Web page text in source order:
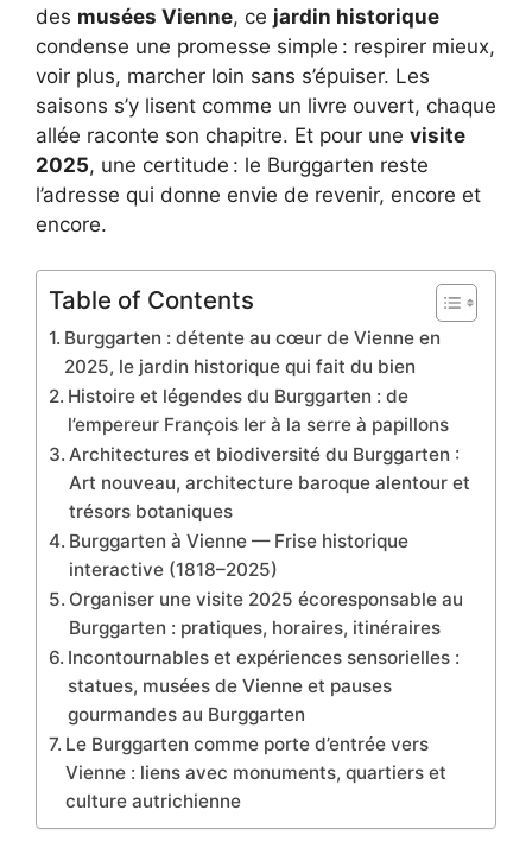
des musées Vienne, ce jardin historique
condense une promesse simple : respirer mieux,
voir plus, marcher loin sans s’épuiser. Les
saisons s’y lisent comme un livre ouvert, chaque
allée raconte son chapitre. Et pour une visite
2025, une certitude : le Burggarten reste
l’adresse qui donne envie de revenir, encore et
encore.
Table of Contents
Burggarten : détente au cœur de Vienne en
2025, le jardin historique qui fait du bien
Histoire et légendes du Burggarten : de
l’empereur François Ier à la serre à papillons
Architectures et biodiversité du Burggarten :
Art nouveau, architecture baroque alentour et
trésors botaniques
Burggarten à Vienne — Frise historique
interactive (1818–2025)
Organiser une visite 2025 écoresponsable au
Burggarten : pratiques, horaires, itinéraires
Incontournables et expériences sensorielles :
statues, musées de Vienne et pauses
gourmandes au Burggarten
Le Burggarten comme porte d’entrée vers
Vienne : liens avec monuments, quartiers et
culture autrichienne